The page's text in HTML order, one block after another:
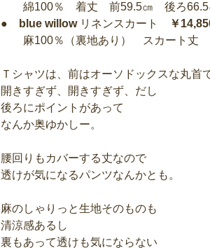
綿100％ 着丈 前59.5㎝ 後ろ66.5
●
blue willow リネンスカート ￥
麻100％（裏地あり） スカート丈
Ｔシャツは、前はオーソドックスな丸首
開きすぎず、開きすぎず、だし
後ろにポイントがあって
なんか奥ゆかしー。
腰回りもカバーする丈なので
透けが気になるパンツなんかとも。
麻のしゃりっと生地そのものも
清涼感あるし
裏もあって透けも気にならない